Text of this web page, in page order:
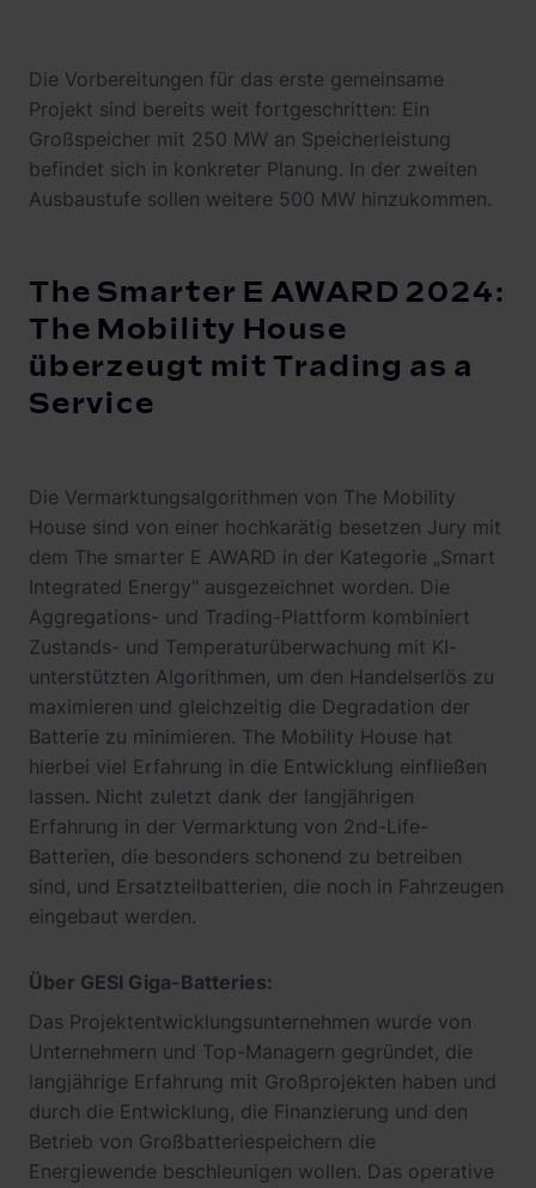
Die Vorbereitungen für das erste gemeinsame
Projekt sind bereits weit fortgeschritten: Ein
Großspeicher mit 250 MW an Speicherleistung
befindet sich in konkreter Planung. In der zweiten
Ausbaustufe sollen weitere 500 MW hinzukommen.
The Smarter E AWARD 2024:
The Mobility House
überzeugt mit Trading as a
Service
Die Vermarktungsalgorithmen von The Mobility
House sind von einer hochkarätig besetzen Jury mit
dem The smarter E AWARD in der Kategorie „Smart
Integrated Energy" ausgezeichnet worden. Die
Aggregations- und Trading-Plattform kombiniert
Zustands- und Temperaturüberwachung mit KI-
unterstützten Algorithmen, um den Handelserlös zu
maximieren und gleichzeitig die Degradation der
Batterie zu minimieren. The Mobility House hat
hierbei viel Erfahrung in die Entwicklung einfließen
lassen. Nicht zuletzt dank der langjährigen
Erfahrung in der Vermarktung von 2nd-Life-
Batterien, die besonders schonend zu betreiben
sind, und Ersatzteilbatterien, die noch in Fahrzeugen
eingebaut werden.
Über GESI Giga-Batteries:
Das Projektentwicklungsunternehmen wurde von
Unternehmern und Top-Managern gegründet, die
langjährige Erfahrung mit Großprojekten haben und
durch die Entwicklung, die Finanzierung und den
Betrieb von Großbatteriespeichern die
Energiewende beschleunigen wollen. Das operative